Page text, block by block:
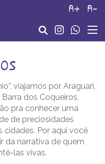
a+ a-
viajamos por Araguari,
dos Coqueiros,
pra conhecer uma
de preciosidades
cidades. Por aqui você
da narrativa de quem
las vivas.